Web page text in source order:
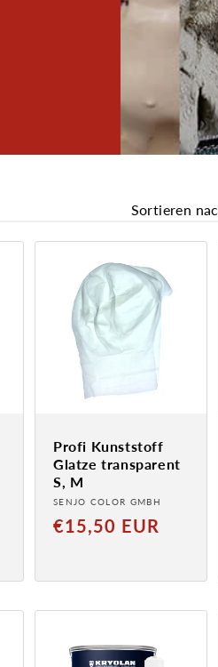
Sortieren
Profi Kunststoff
Glatze transparent
S, M
Anbieter:
SENJO COLOR GMBH
Normaler
€15,50 EUR